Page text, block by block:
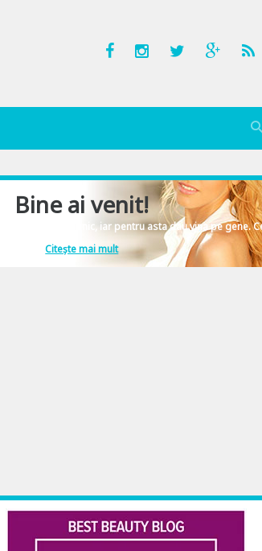
toata, la fel si apa lui Pit, vantul mitosea a
Bine ai venit!
Îmi place să comunic, iar pentru asta dau vina pe gene.
Citește mai mult